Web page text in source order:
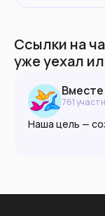
Ссылки на
уже уехал
761
Наша цель —